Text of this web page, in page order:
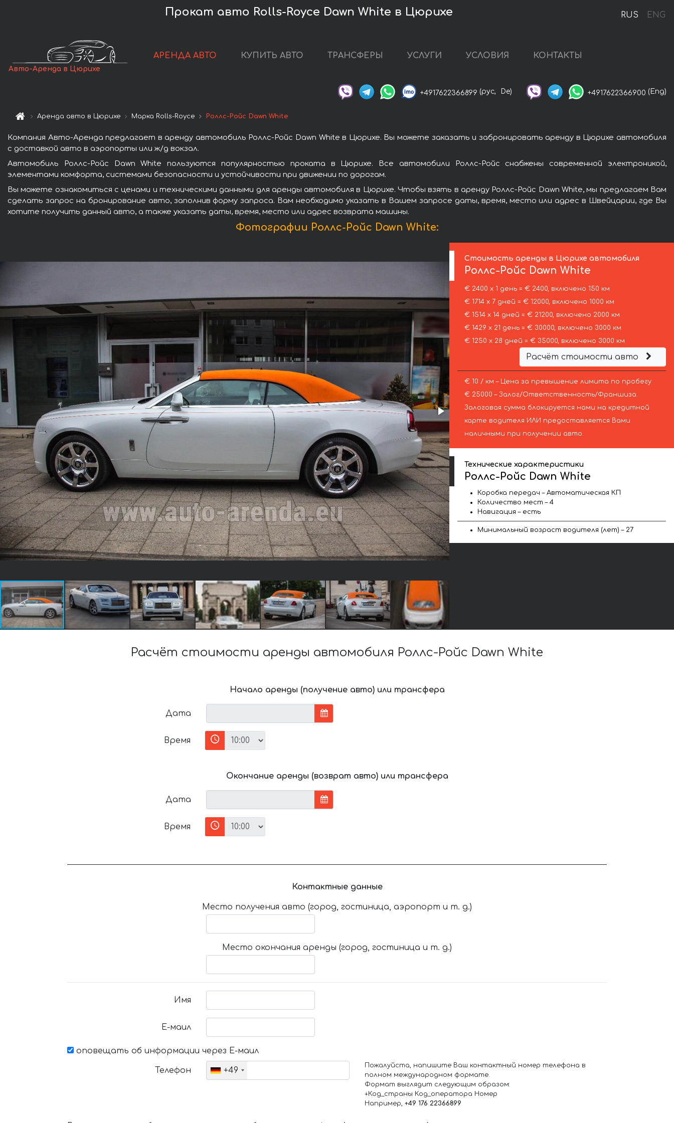
RUS ENG
Прокат авто Rolls-Royce Dawn White в Цюрихе
Авто-Аренда в Цюрихе
АРЕНДА АВТО КУПИТЬ АВТО ТРАНСФЕРЫ УСЛУГИ УСЛОВИЯ КОНТАКТЫ
+4917622366899 (рус, De) +4917622366900 (Eng)
Аренда авто в Цюрихе Марка Rolls-Royce Роллс-Ройс Dawn White
Компания Авто-Аренда предлагает в аренду автомобиль Роллс-Ройс Dawn White в Цюрихе. Вы можете заказать и забронировать аренду в Цюрихе автомобиля
с доставкой авто в аэропорты или ж/д вокзал.
Автомобиль Роллс-Ройс Dawn White пользуются популярностью проката в Цюрихе. Все автомобили Роллс-Ройс снабжены современной электроникой,
элементами комфорта, системами безопасности и устойчивости при движении по дорогам.
Вы можете ознакомиться с ценами и техническими данными для аренды автомобиля в Цюрихе. Чтобы взять в аренду Роллс-Ройс Dawn White, мы предлагаем Вам
сделать запрос на бронирование авто, заполнив форму запроса. Вам необходимо указать в Вашем запросе даты, время, место или адрес в Швейцарии, где Вы
хотите получить данный авто, а также указать даты, время, место или адрес возврата машины.
Фотографии Роллс-Ройс Dawn White:
Стоимость аренды в Цюрихе автомобиля
Роллс-Ройс Dawn White
€ 2400 х 1 день = € 2400, включено 150 км
€ 1714 х 7 дней = € 12000, включено 1000 км
€ 1514 х 14 дней = € 21200, включено 2000 км
€ 1429 х 21 день = € 30000, включено 3000 км
€ 1250 х 28 дней = € 35000, включено 3000 км
Расчёт стоимости авто
€ 10 / км – Цена за превышение лимита по пробегу
€ 25000 – Залог/Ответственность/Франшиза.
Залоговая сумма блокируется нами на кредитной
карте водителя ИЛИ предоставляется Вами
наличными при получении авто.
Технические характеристики
Роллс-Ройс Dawn White
Коробка передач – Автоматическая КП
Количество мест – 4
Навигация – есть
Минимальный возраст водителя (лет) – 27
Расчёт стоимости аренды автомобиля Роллс-Ройс Dawn White
Начало аренды (получение авто) или трансфера
Дата
Время
Окончание аренды (возврат авто) или трансфера
Дата
Время
Контактные данные
Место получения авто (город, гостиница, аэропорт и т. д.)
Место окончания аренды (город, гостиница и т. д.)
Имя
Е-маил
оповещать об информации через Е-маил
Телефон +49
Пожалуйста, напишите Ваш контактный номер телефона в
полном международном формате.
Формат выглядит следующим образом:
+Код_страны Код_оператора Номер
Например, +49 176 22366899